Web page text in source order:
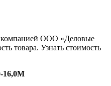
компанией ООО «Деловые
товара. Узнать стоимость
16,0М